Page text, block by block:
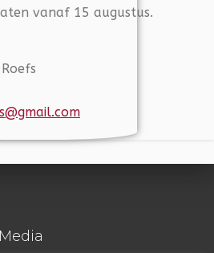
vanaf 15 augustus.